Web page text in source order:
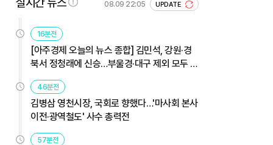
08.09 22:05 UPDATE
16분전
[아주경제 오늘의 뉴스 종합] 김민석, 강원·경
북서 정청래에 신승…부울경·대구 제외 모두 웃
었다 外
46분전
김병삼 영천시장, 국회로 향했다…'마사회 본사
이전·광역철도' 사수 총력전
57분전